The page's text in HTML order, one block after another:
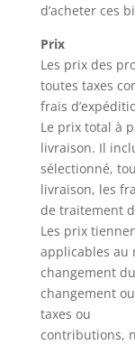
d’acheter ces
Prix
Les prix des
toutes taxes
frais
Le prix total à
livraison. Il
sélectionné,
livraison, les
de traitement
Les prix
applicables au
changement
changement
taxes ou
contributions,